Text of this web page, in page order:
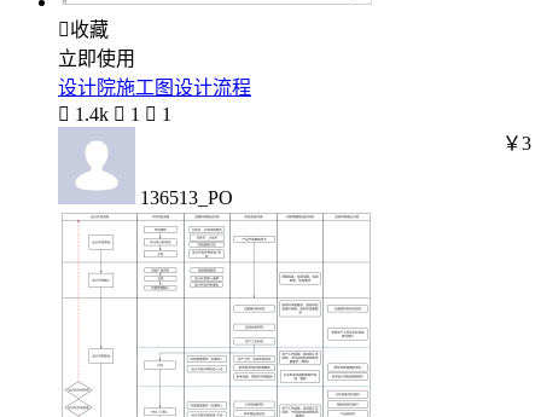
收藏
立即使用
设计院施工图设计流程
 1.4k  1  1
136513_PO
￥3